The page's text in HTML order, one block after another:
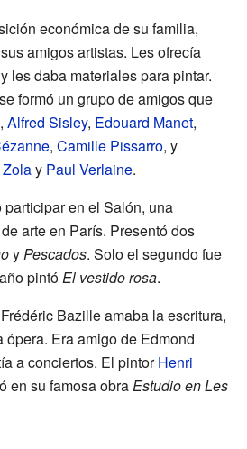
económica de su familia,
amigos artistas. Les ofrecía
les daba materiales para pintar.
formó un grupo de amigos que
, Alfred Sisley, Edouard Manet,
, Camille Pissarro, y
y Paul Verlaine.
en el Salón, una
arte en París. Presentó dos
yPescados. Solo el segundo fue
pintóEl vestido rosa.
Bazille amaba la escritura,
ópera. Era amigo de Edmond
a conciertos. El pintorHenri
en su famosa obraEstudio en Les